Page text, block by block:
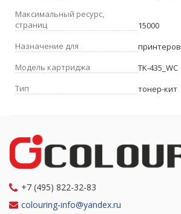
Максимальный ресурс,
страниц
15000
Назначение для
принтеров
Модель картриджа
TK-435_WC
Тип
тонер-кит
+7 (495) 822-32-83
colouring-info@yandex.ru